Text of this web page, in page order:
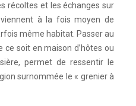
récoltes et les échanges sur
à la fois moyen de
même habitat. Passer au
ce soit en maison d’hôtes ou
permet de ressentir le
surnommée le « grenier à